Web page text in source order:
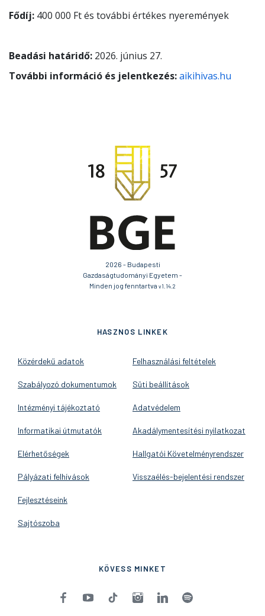
Fődíj: 400 000 Ft és további értékes nyeremények
Beadási határidő: 2026. június 27.
További információ és jelentkezés:aikihivas.hu
2026 - Budapesti
Gazdaságtudományi Egyetem -
Minden jog fenntartva v1.14.2
HASZNOS LINKEK
Közérdekű adatok
Szabályozó dokumentumok
Intézményi tájékoztató
Informatikai útmutatók
Elérhetőségek
Pályázati felhívások
Fejlesztéseink
Sajtószoba
Felhasználási feltételek
Süti beállítások
Adatvédelem
Akadálymentesítési nyilatkozat
Hallgatói Követelményrendszer
Visszaélés-bejelentési rendszer
KÖVESS MINKET